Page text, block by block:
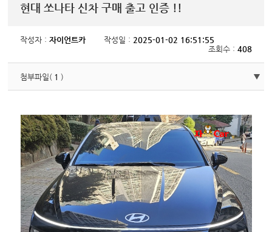
현대 쏘나타 신차 구매 출고 인증 !!
작성자 :자이언트카 작성일 : 2025-01-02 16:51:55
조회수 : 408
첨부파일( 1 )